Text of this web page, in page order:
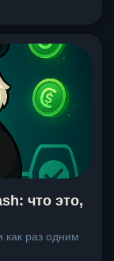
что это,
как раз одним